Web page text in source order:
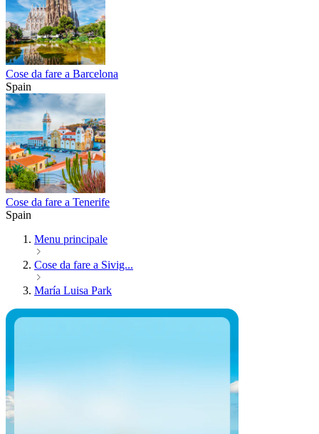
Cose da fare a Barcelona
Spain
Cose da fare a Tenerife
Spain
Menu principale
Cose da fare a Sivig...
María Luisa Park